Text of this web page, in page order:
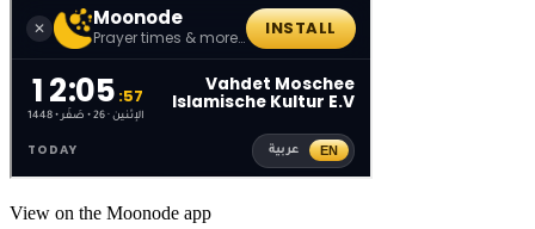
View on the Moonode app